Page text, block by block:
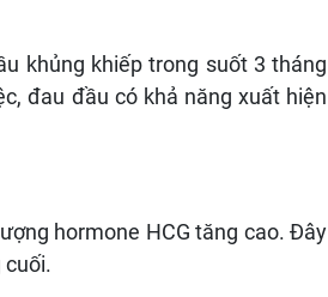
khủng khiếp trong suốt 3 tháng
đau đầu có khả năng xuất hiện
hormone HCG tăng cao. Đây
cuối.